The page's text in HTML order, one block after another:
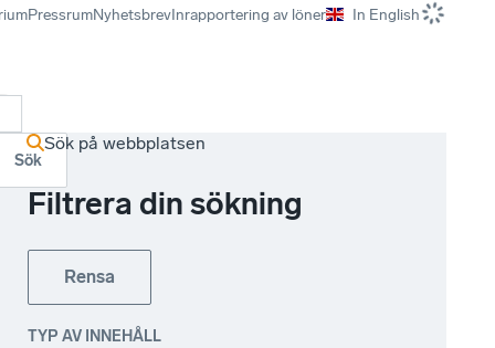
PressrumNyhetsbrevInrapportering av löner In English
Sök på webbplatsen
Filtrera din sökning
Rensa
TYP AV INNEHÅLL
Sök